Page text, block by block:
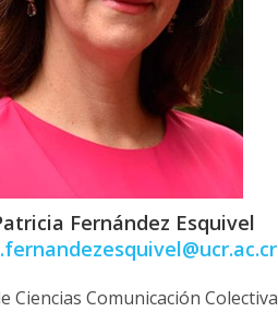
Fernández Esquivel
Ciencias Comunicación Colectiva